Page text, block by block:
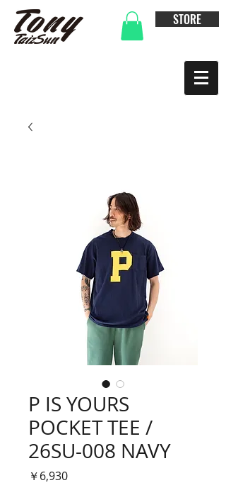
STORE
P IS YOURS
POCKET TEE /
26SU-008 NAVY
￥6,930価